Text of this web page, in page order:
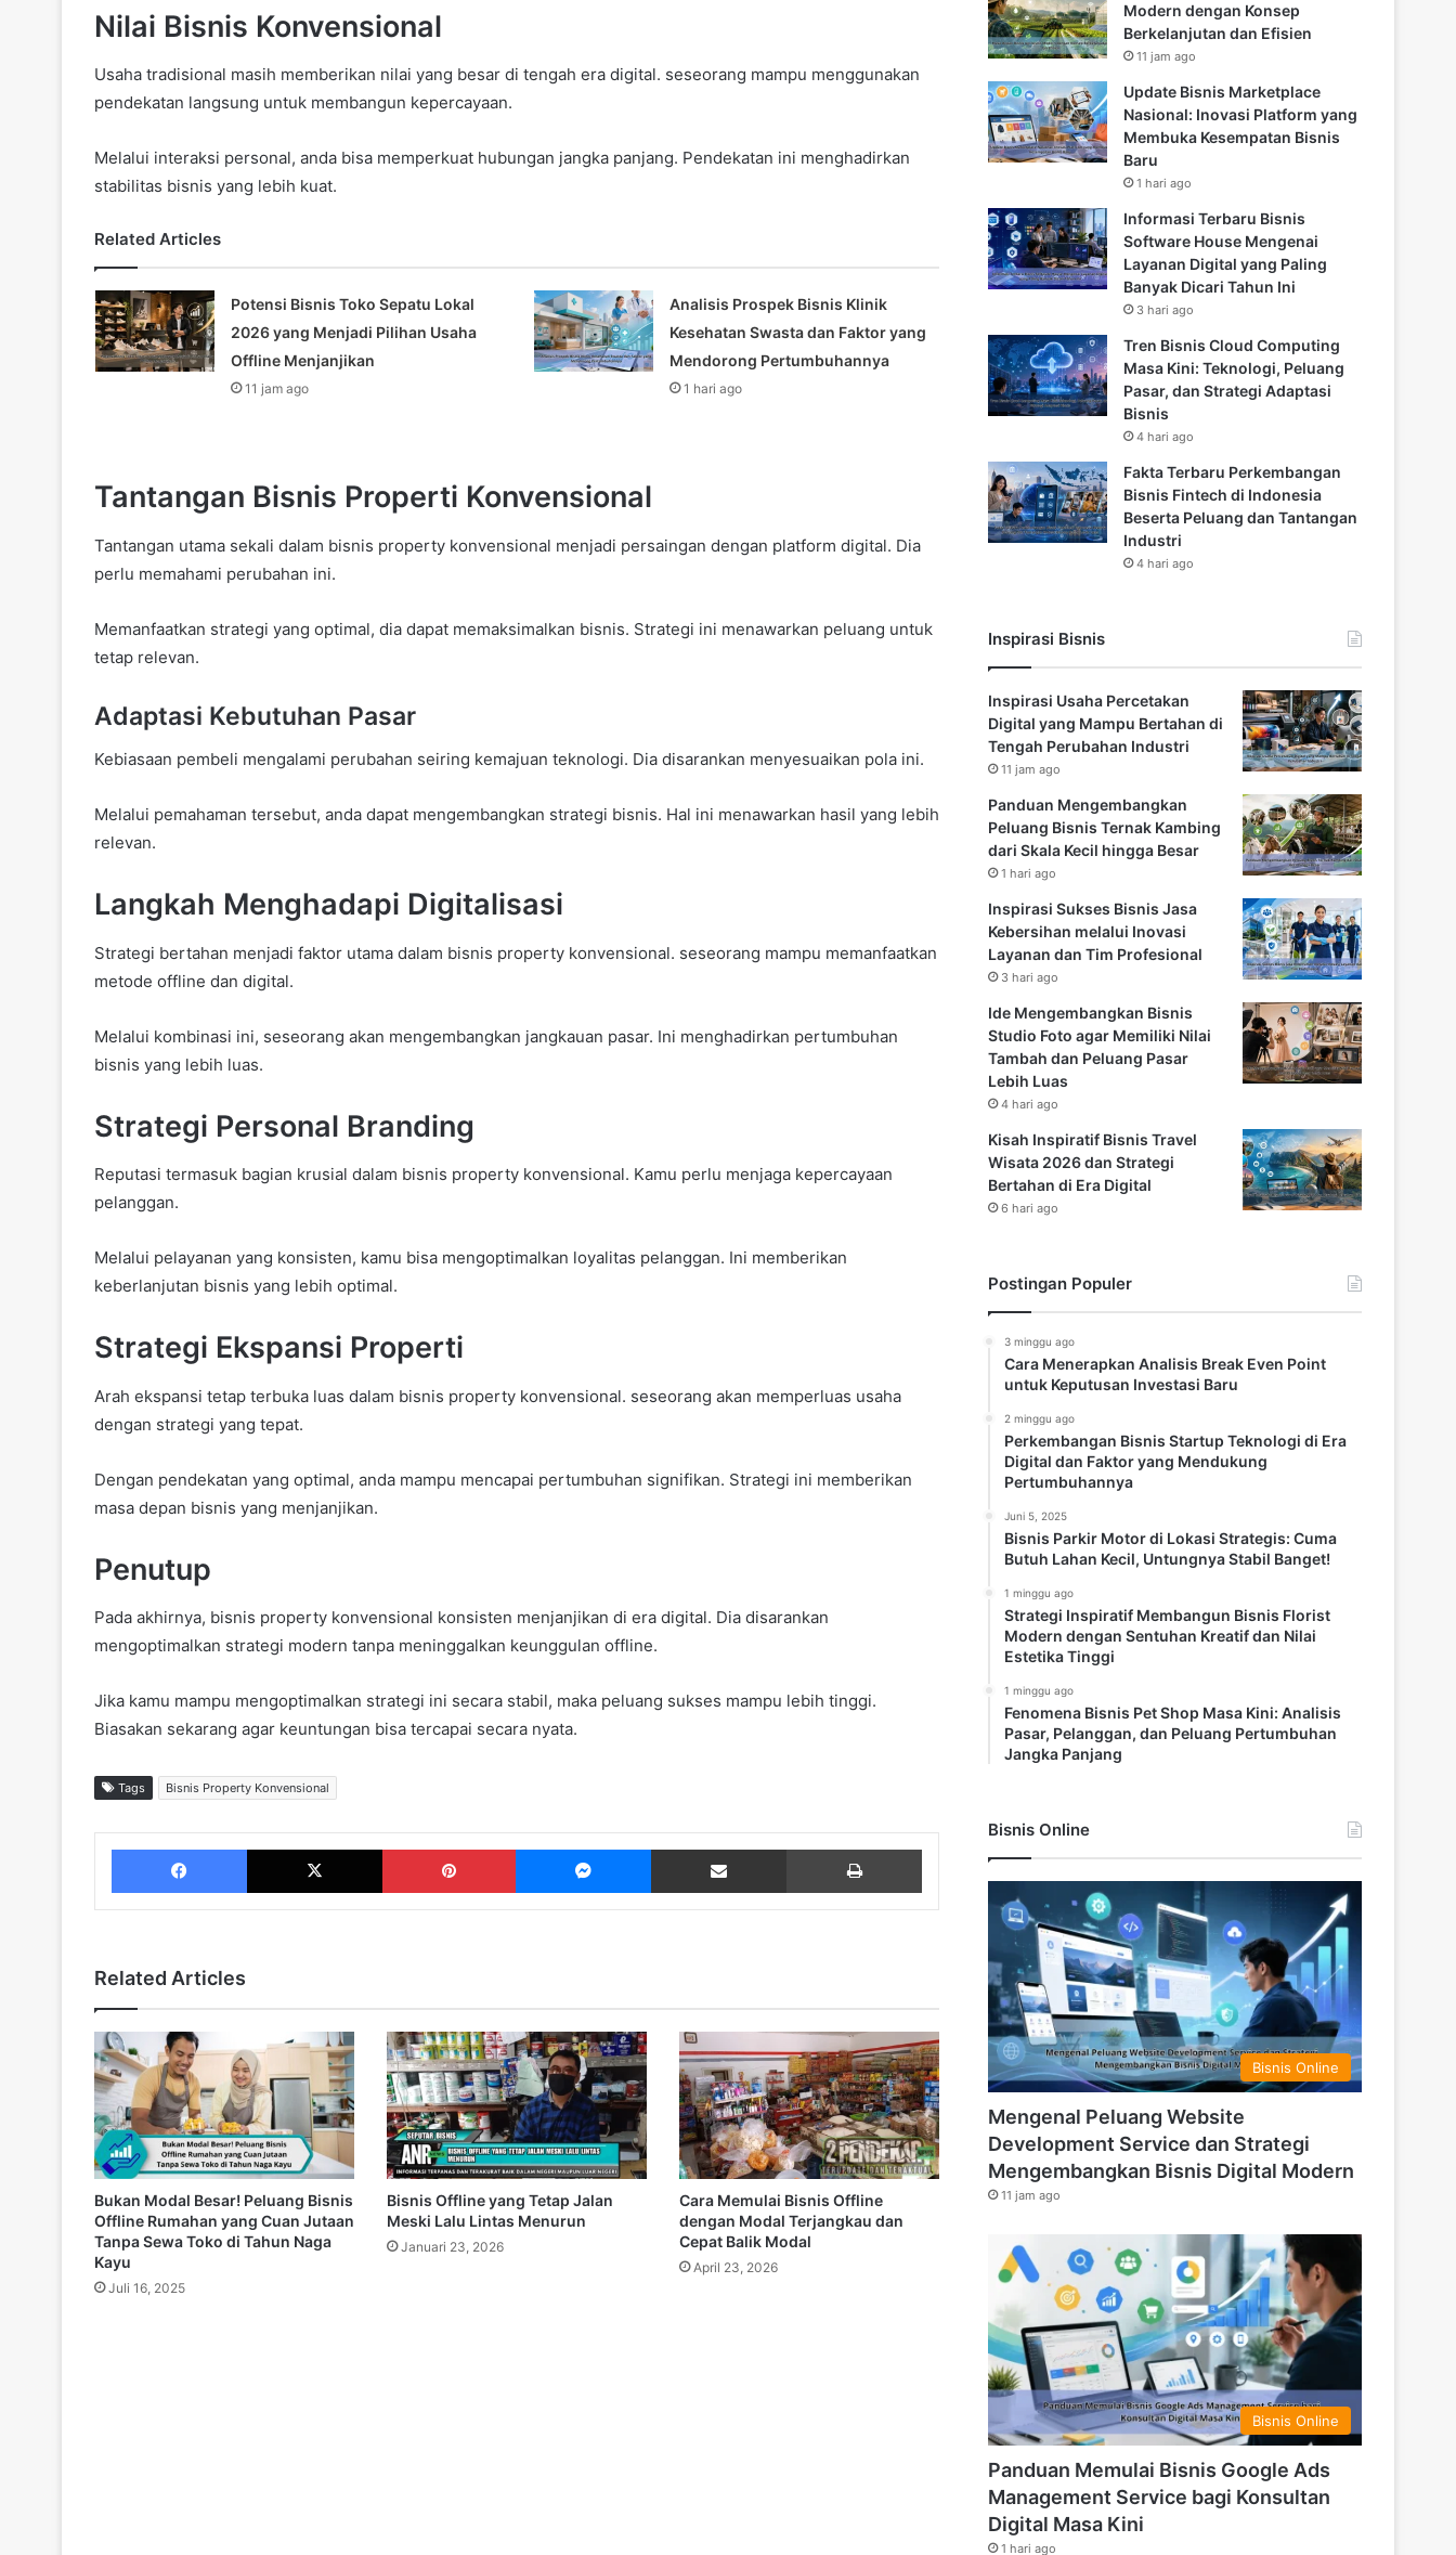
Nilai Bisnis Konvensional
Usaha tradisional masih memberikan nilai yang besar di tengah era digital. seseorang mampu menggunakan
pendekatan langsung untuk membangun kepercayaan.
Melalui interaksi personal, anda bisa memperkuat hubungan jangka panjang. Pendekatan ini menghadirkan
stabilitas bisnis yang lebih kuat.
Related Articles
Potensi Bisnis Toko Sepatu Lokal
2026 yang Menjadi Pilihan Usaha
Offline Menjanjikan
11 jam ago
Analisis Prospek Bisnis Klinik
Kesehatan Swasta dan Faktor yang
Mendorong Pertumbuhannya
1 hari ago
Tantangan Bisnis Properti Konvensional
Tantangan utama sekali dalam bisnis property konvensional menjadi persaingan dengan platform digital. Dia
perlu memahami perubahan ini.
Memanfaatkan strategi yang optimal, dia dapat memaksimalkan bisnis. Strategi ini menawarkan peluang untuk
tetap relevan.
Adaptasi Kebutuhan Pasar
Kebiasaan pembeli mengalami perubahan seiring kemajuan teknologi. Dia disarankan menyesuaikan pola ini.
Melalui pemahaman tersebut, anda dapat mengembangkan strategi bisnis. Hal ini menawarkan hasil yang lebih
relevan.
Langkah Menghadapi Digitalisasi
Strategi bertahan menjadi faktor utama dalam bisnis property konvensional. seseorang mampu memanfaatkan
metode offline dan digital.
Melalui kombinasi ini, seseorang akan mengembangkan jangkauan pasar. Ini menghadirkan pertumbuhan
bisnis yang lebih luas.
Strategi Personal Branding
Reputasi termasuk bagian krusial dalam bisnis property konvensional. Kamu perlu menjaga kepercayaan
pelanggan.
Melalui pelayanan yang konsisten, kamu bisa mengoptimalkan loyalitas pelanggan. Ini memberikan
keberlanjutan bisnis yang lebih optimal.
Strategi Ekspansi Properti
Arah ekspansi tetap terbuka luas dalam bisnis property konvensional. seseorang akan memperluas usaha
dengan strategi yang tepat.
Dengan pendekatan yang optimal, anda mampu mencapai pertumbuhan signifikan. Strategi ini memberikan
masa depan bisnis yang menjanjikan.
Penutup
Pada akhirnya, bisnis property konvensional konsisten menjanjikan di era digital. Dia disarankan
mengoptimalkan strategi modern tanpa meninggalkan keunggulan offline.
Jika kamu mampu mengoptimalkan strategi ini secara stabil, maka peluang sukses mampu lebih tinggi.
Biasakan sekarang agar keuntungan bisa tercapai secara nyata.
Tags Bisnis Property Konvensional
Facebook X Pinterest Messenger Share via Email
Related Articles
Bukan Modal Besar! Peluang Bisnis
Offline Rumahan yang Cuan Jutaan
Tanpa Sewa Toko di Tahun Naga
Kayu
Juli 16, 2025
Bisnis Offline yang Tetap Jalan
Meski Lalu Lintas Menurun
Januari 23, 2026
Cara Memulai Bisnis Offline
dengan Modal Terjangkau dan
Cepat Balik Modal
April 23, 2026
Modern dengan Konsep
Berkelanjutan dan Efisien
11 jam ago
Update Bisnis Marketplace
Nasional: Inovasi Platform yang
Membuka Kesempatan Bisnis
Baru
1 hari ago
Informasi Terbaru Bisnis
Software House Mengenai
Layanan Digital yang Paling
Banyak Dicari Tahun Ini
3 hari ago
Tren Bisnis Cloud Computing
Masa Kini: Teknologi, Peluang
Pasar, dan Strategi Adaptasi
Bisnis
4 hari ago
Fakta Terbaru Perkembangan
Bisnis Fintech di Indonesia
Beserta Peluang dan Tantangan
Industri
4 hari ago
Inspirasi Bisnis
Inspirasi Usaha Percetakan
Digital yang Mampu Bertahan di
Tengah Perubahan Industri
11 jam ago
Panduan Mengembangkan
Peluang Bisnis Ternak Kambing
dari Skala Kecil hingga Besar
1 hari ago
Inspirasi Sukses Bisnis Jasa
Kebersihan melalui Inovasi
Layanan dan Tim Profesional
3 hari ago
Ide Mengembangkan Bisnis
Studio Foto agar Memiliki Nilai
Tambah dan Peluang Pasar
Lebih Luas
4 hari ago
Kisah Inspiratif Bisnis Travel
Wisata 2026 dan Strategi
Bertahan di Era Digital
6 hari ago
Postingan Populer
3 minggu ago
Cara Menerapkan Analisis Break Even Point
untuk Keputusan Investasi Baru
2 minggu ago
Perkembangan Bisnis Startup Teknologi di Era
Digital dan Faktor yang Mendukung
Pertumbuhannya
Juni 5, 2025
Bisnis Parkir Motor di Lokasi Strategis: Cuma
Butuh Lahan Kecil, Untungnya Stabil Banget!
1 minggu ago
Strategi Inspiratif Membangun Bisnis Florist
Modern dengan Sentuhan Kreatif dan Nilai
Estetika Tinggi
1 minggu ago
Fenomena Bisnis Pet Shop Masa Kini: Analisis
Pasar, Pelanggan, dan Peluang Pertumbuhan
Jangka Panjang
Bisnis Online
Bisnis Online
Mengenal Peluang Website
Development Service dan Strategi
Mengembangkan Bisnis Digital Modern
11 jam ago
Bisnis Online
Panduan Memulai Bisnis Google Ads
Management Service bagi Konsultan
Digital Masa Kini
1 hari ago